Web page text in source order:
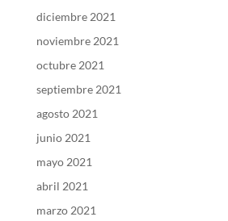
diciembre 2021
noviembre 2021
octubre 2021
septiembre 2021
agosto 2021
junio 2021
mayo 2021
abril 2021
marzo 2021